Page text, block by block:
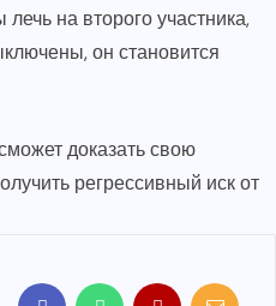
на второго участника,
он становится
доказать свою
регрессивный иск от